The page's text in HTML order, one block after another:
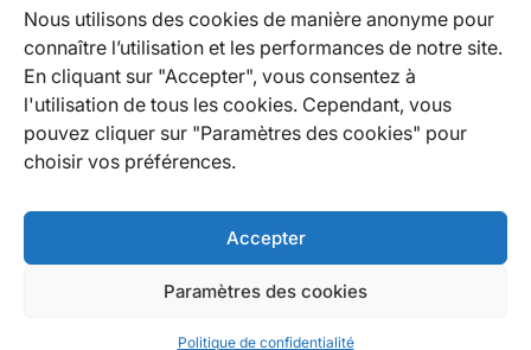
Nous utilisons des cookies de manière anonyme pour
connaître l’utilisation et les performances de notre site.
En cliquant sur "Accepter", vous consentez à
l'utilisation de tous les cookies. Cependant, vous
pouvez cliquer sur "Paramètres des cookies" pour
choisir vos préférences.
Accepter
Paramètres des cookies
Politique de confidentialité
Nos valeurs/ Our values
Actualités/News
Infos
Nous contacter/Contact us
Devenir fournisseur/Becoming a supplier
Copyright 2026 - SICA NC / Tous droits réservés / Designed by